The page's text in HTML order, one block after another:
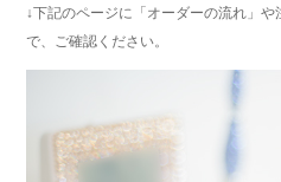
↓下記のページに「オーダーの流れ」
で、ご確認ください。